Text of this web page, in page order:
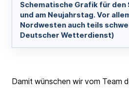
Schematische Grafik für
und am Neujahrstag. Vor
Nordwesten auch teils
Deutscher Wetterdienst)
Damit wünschen wir vom Team